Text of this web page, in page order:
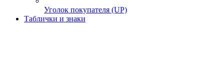
Уголок покупателя (UP)
Таблички и знаки